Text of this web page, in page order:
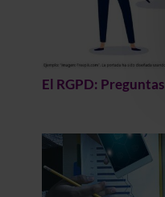
El RGPD: